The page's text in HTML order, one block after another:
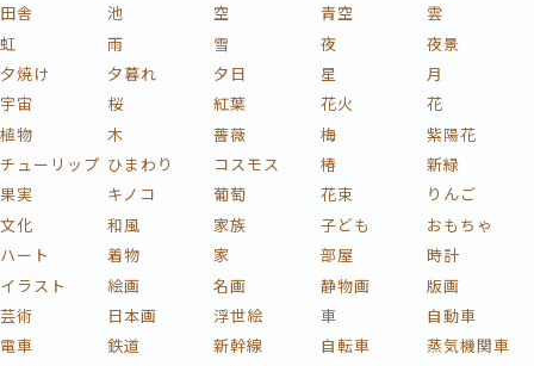
田舎
池 空 青空
雲
虹
雨 雪 夜
夜景
夕焼け
夕暮れ 夕日 星
月
宇宙
桜 紅葉 花火
花
植物
木 薔薇 梅
紫陽花
チューリップ ひまわり コスモス 椿
新緑
果実
キノコ 葡萄 花束
りんご
文化
和風 家族 子ども
おもちゃ
ハート
着物 家 部屋
時計
イラスト
絵画 名画 静物画
版画
芸術
日本画 浮世絵 車
自動車
電車
鉄道 新幹線 自転車
蒸気機関車